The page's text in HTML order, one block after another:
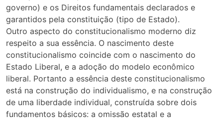
governo) e os Direitos fundamentais declarados e
garantidos pela constituição (tipo de Estado).
Outro aspecto do constitucionalismo moderno diz
respeito a sua essência. O nascimento deste
constitucionalismo coincide com o nascimento do
Estado Liberal, e a adoção do modelo econômico
liberal. Portanto a essência deste constitucionalismo
está na construção do individualismo, e na construção
de uma liberdade individual, construída sobre dois
fundamentos básicos: a omissão estatal e a